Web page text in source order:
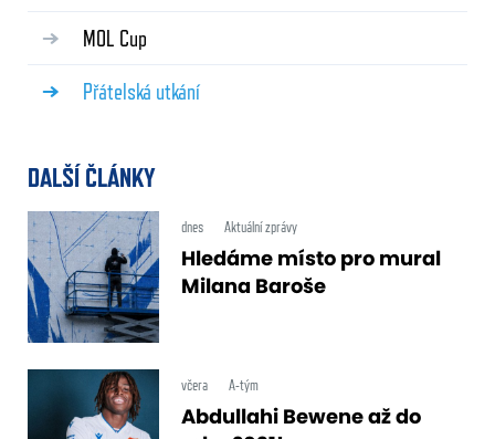
MOL Cup
Přátelská utkání
DALŠÍ ČLÁNKY
dnes Aktuální zprávy
Hledáme místo pro mural
Milana Baroše
včera A-tým
Abdullahi Bewene až do